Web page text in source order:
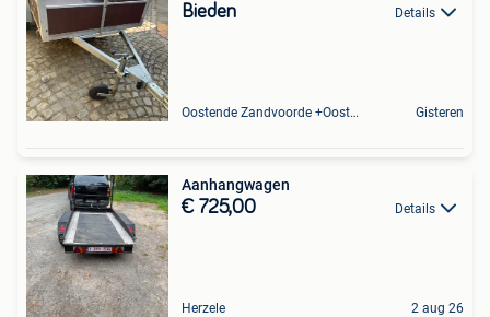
Bieden Details
Oostende Zandvoorde +Oostende Gisteren
Aanhangwagen
€ 725,00 Details
Herzele 2 aug 26